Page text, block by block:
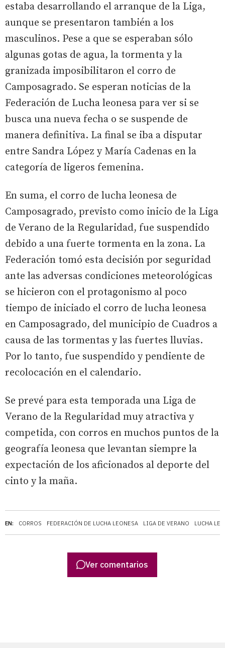
EN: CORROS FEDERACIÓN DE LUCHA LEONESA LIGA DE VERANO LUCHA
estaba desarrollando el arranque de la Liga,
aunque se presentaron también a los
masculinos. Pese a que se esperaban sólo
algunas gotas de agua, la tormenta y la
granizada imposibilitaron el corro de
Camposagrado. Se esperan noticias de la
Federación de Lucha leonesa para ver si se
busca una nueva fecha o se suspende de
manera definitiva. La final se iba a disputar
entre Sandra López y María Cadenas en la
categoría de ligeros femenina.
En suma, el corro de lucha leonesa de
Camposagrado, previsto como inicio de la Liga
de Verano de la Regularidad, fue suspendido
debido a una fuerte tormenta en la zona. La
Federación tomó esta decisión por seguridad
ante las adversas condiciones meteorológicas
se hicieron con el protagonismo al poco
tiempo de iniciado el corro de lucha leonesa
en Camposagrado, del municipio de Cuadros a
causa de las tormentas y las fuertes lluvias.
Por lo tanto, fue suspendido y pendiente de
recolocación en el calendario.
Se prevé para esta temporada una Liga de
Verano de la Regularidad muy atractiva y
competida, con corros en muchos puntos de la
geografía leonesa que levantan siempre la
expectación de los aficionados al deporte del
cinto y la maña.
Ver comentarios